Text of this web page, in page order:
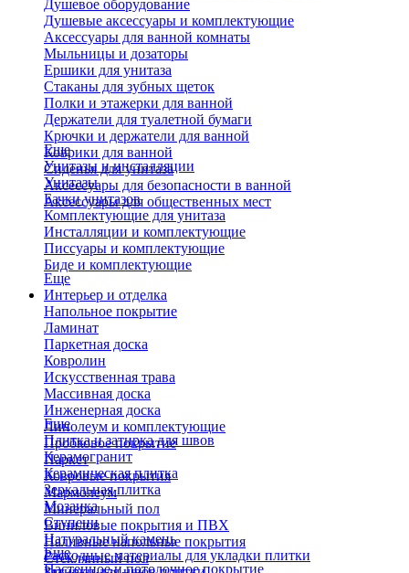
Душевое оборудование
Душевые аксессуары и комплектующие
Аксессуары для ванной комнаты
Мыльницы и дозаторы
Ершики для унитаза
Стаканы для зубных щеток
Полки и этажерки для ванной
Держатели для туалетной бумаги
Крючки и держатели для ванной
Коврики для ванной
Сиденья для унитаза
Аксессуары для безопасности в ванной
Аксессуары для общественных мест
Еще
Унитазы и инсталляции
Унитазы
Бачки унитазов
Комплектующие для унитаза
Инсталляции и комплектующие
Писсуары и комплектующие
Биде и комплектующие
Еще
Интерьер и отделка
Напольное покрытие
Ламинат
Паркетная доска
Ковролин
Искусственная трава
Массивная доска
Инженерная доска
Линолеум и комплектующие
Пробковое покрытие
Паркет
Ковровые покрытия
Мармолеум
Минеральный пол
Виниловые покрытия и ПВХ
Наливные напольные покрытия
Стеклянный пол
Еще
Плитка и затирка для швов
Керамогранит
Керамическая плитка
Зеркальная плитка
Мозаика
Ступени
Натуральный камень
Расходные материалы для укладки плитки
Еще
Настенное и потолочное покрытие